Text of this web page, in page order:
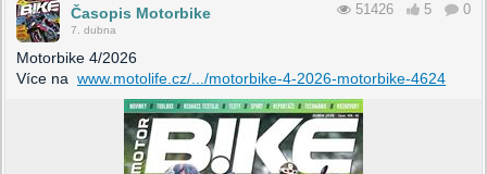
Časopis Motorbike
7. dubna
51426 5 0
Motorbike 4/2026
Více na www.motolife.cz/.../motorbike-4-2026-motorbike-4624